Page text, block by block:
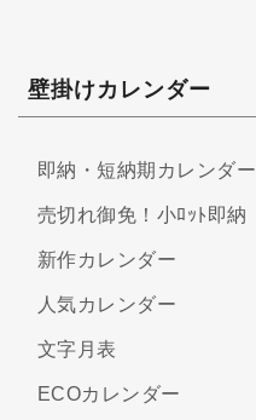
壁掛けカレンダー
即納・短納期カレンダー
売切れ御免！小ﾛｯﾄ即納
新作カレンダー
人気カレンダー
文字月表
ECOカレンダー